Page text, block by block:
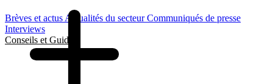
Brèves et actus Actualités du secteurCommuniqués de presse
Interviews
Conseils et Guides